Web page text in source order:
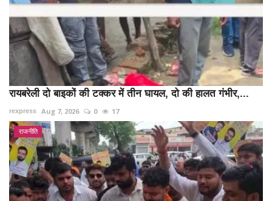
रायबरेली दो बाइकों की टक्कर में तीन घायल, दो की हालत गंभीर,...
rexpress Aug 7, 2026 0 17
राजनीति